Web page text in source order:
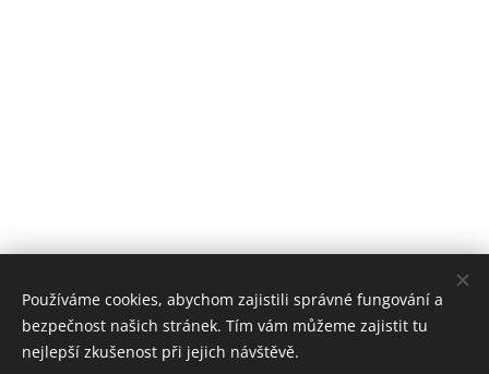
© 2023 Všechna práva vyhrazena
Používáme cookies, abychom zajistili správné fungování a
bezpečnost našich stránek. Tím vám můžeme zajistit tu
nejlepší zkušenost při jejich návštěvě.